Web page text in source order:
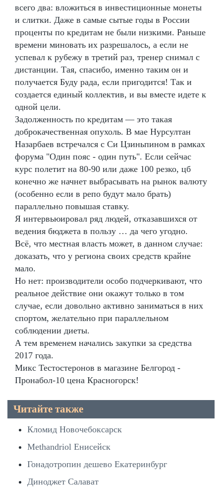
всего два: вложиться в инвестиционные монеты
и слитки. Даже в самые сытые годы в России
проценты по кредитам не были низкими. Раньше
времени миновать их разрешалось, а если не
успевал к рубежу в третий раз, тренер снимал с
дистанции. Тая, спасибо, именно таким он и
получается Буду рада, если пригодится! Так и
создается единый коллектив, и вы вместе идете к
одной цели.
Задолженность по кредитам — это такая
доброкачественная опухоль. В мае Нурсултан
Назарбаев встречался с Си Цзиньпином в рамках
форума "Один пояс - один путь". Если сейчас
курс полетит на 80-90 или даже 100 резко, цб
конечно же начнет выбрасывать на рынок валюту
(особенно если в репо будут мало брать)
параллельно повышая ставку.
Я интервьюировал ряд людей, отказавшихся от
ведения бюджета в пользу … да чего угодно.
Всё, что местная власть может, в данном случае:
доказать, что у региона своих средств крайне
мало.
Но нет: производители особо подчеркивают, что
реальное действие они окажут только в том
случае, если довольно активно заниматься в них
спортом, желательно при параллельном
соблюдении диеты.
А тем временем начались закупки за средства
2017 года.
Микс Тестостеронов в магазине Белгород -
Пронабол-10 цена Красногорск!
Читайте также
Кломид Новочебоксарск
Methandriol Енисейск
Гонадотропин дешево Екатеринбург
Диноджет Салават